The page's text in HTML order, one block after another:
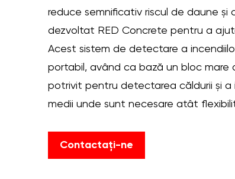
reduce semnificativ riscul de daune și
dezvoltat RED Concrete pentru a
Acest sistem de detectare a
portabil, având ca bază un bloc
potrivit pentru detectarea căldurii și
medii unde sunt necesare atât
Contactați-ne